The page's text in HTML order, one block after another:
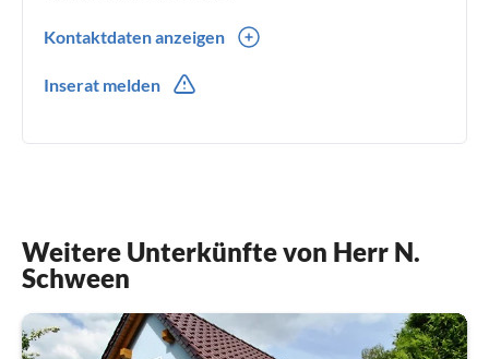
Kontaktdaten anzeigen
Inserat melden
Weitere Unterkünfte von Herr N.
Schween